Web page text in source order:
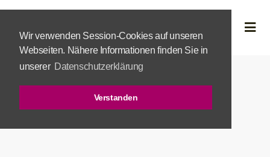
Wir verwenden Session-Cookies auf unseren
Webseiten. Nähere Informationen finden Sie in
unserer Datenschutzerklärung
Verstanden